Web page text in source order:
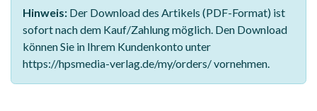
Hinweis: Der Download des Artikels (PDF-Format) ist
sofort nach dem Kauf/Zahlung möglich. Den Download
können Sie in Ihrem Kundenkonto unter
https://hpsmedia-verlag.de/my/orders/ vornehmen.